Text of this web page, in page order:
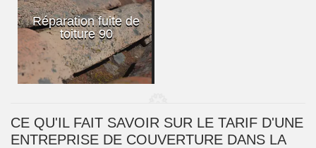
Réparation fuite de
toiture 90
CE QU'IL FAIT SAVOIR SUR LE TARIF D'UNE
ENTREPRISE DE COUVERTURE DANS LA